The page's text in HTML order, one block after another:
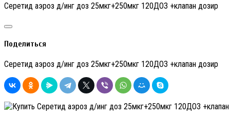
Серетид аэроз д/инг доз 25мкг+250мкг 120ДОЗ +клапан дозир
Поделиться
Серетид аэроз д/инг доз 25мкг+250мкг 120ДОЗ +клапан дозир